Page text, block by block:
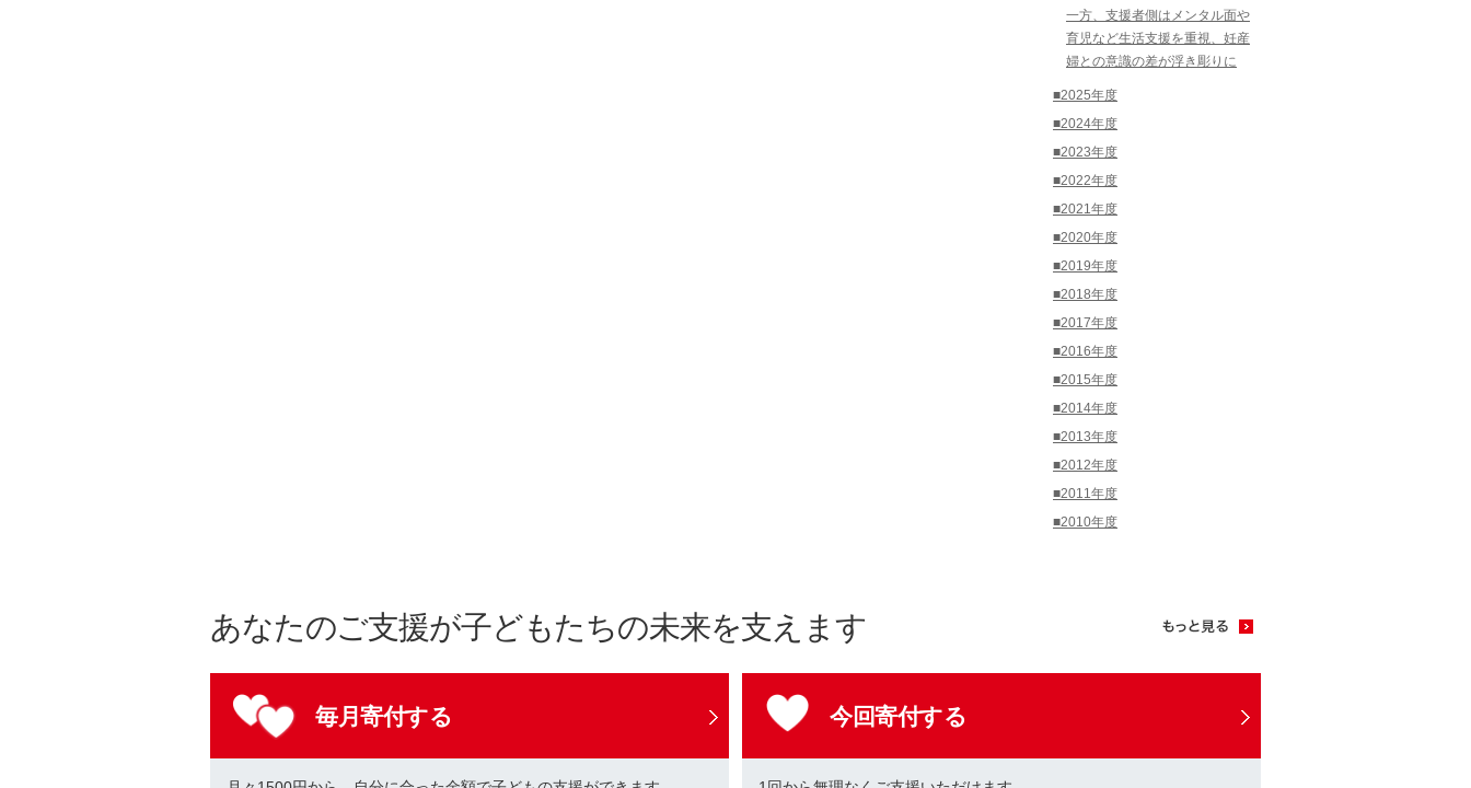
一方、支援者側はメンタル面や
育児など生活支援を重視、妊産
婦との意識の差が浮き彫りに
■2025年度
■2024年度
■2023年度
■2022年度
■2021年度
■2020年度
■2019年度
■2018年度
■2017年度
■2016年度
■2015年度
■2014年度
■2013年度
■2012年度
■2011年度
■2010年度
あなたのご支援が子どもたちの未来を支えます
毎月寄付する 今回寄付する